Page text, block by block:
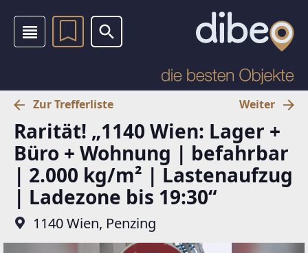
Zur Trefferliste Weiter
Rarität! „1140 Wien: Lager +
Büro + Wohnung | befahrbar
| 2.000 kg/m² | Lastenaufzug
| Ladezone bis 19:30“
1140 Wien, Penzing